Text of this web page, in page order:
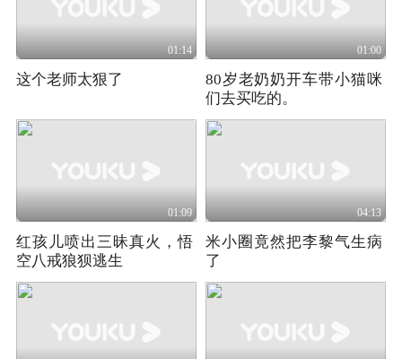
01:14
这个老师太狠了
01:00
80岁老奶奶开车带小猫咪
们去买吃的。
01:09
红孩儿喷出三昧真火，悟
空八戒狼狈逃生
04:13
米小圈竟然把李黎气生病
了